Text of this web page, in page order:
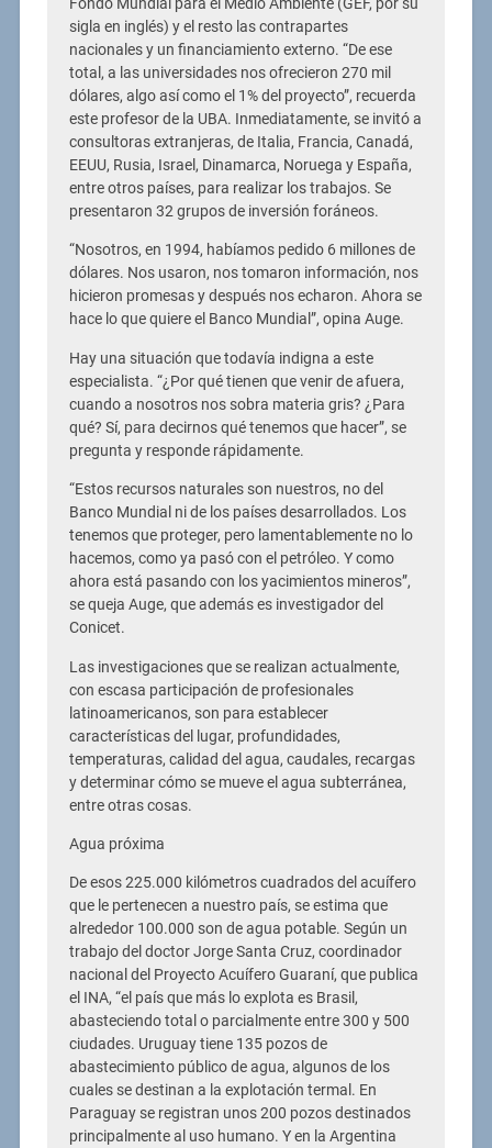
Fondo Mundial para el Medio Ambiente (GEF, por su
sigla en inglés) y el resto las contrapartes
nacionales y un financiamiento externo. “De ese
total, a las universidades nos ofrecieron 270 mil
dólares, algo así como el 1% del proyecto”, recuerda
este profesor de la UBA. Inmediatamente, se invitó a
consultoras extranjeras, de Italia, Francia, Canadá,
EEUU, Rusia, Israel, Dinamarca, Noruega y España,
entre otros países, para realizar los trabajos. Se
presentaron 32 grupos de inversión foráneos.
“Nosotros, en 1994, habíamos pedido 6 millones de
dólares. Nos usaron, nos tomaron información, nos
hicieron promesas y después nos echaron. Ahora se
hace lo que quiere el Banco Mundial”, opina Auge.
Hay una situación que todavía indigna a este
especialista. “¿Por qué tienen que venir de afuera,
cuando a nosotros nos sobra materia gris? ¿Para
qué? Sí, para decirnos qué tenemos que hacer”, se
pregunta y responde rápidamente.
“Estos recursos naturales son nuestros, no del
Banco Mundial ni de los países desarrollados. Los
tenemos que proteger, pero lamentablemente no lo
hacemos, como ya pasó con el petróleo. Y como
ahora está pasando con los yacimientos mineros”,
se queja Auge, que además es investigador del
Conicet.
Las investigaciones que se realizan actualmente,
con escasa participación de profesionales
latinoamericanos, son para establecer
características del lugar, profundidades,
temperaturas, calidad del agua, caudales, recargas
y determinar cómo se mueve el agua subterránea,
entre otras cosas.
Agua próxima
De esos 225.000 kilómetros cuadrados del acuífero
que le pertenecen a nuestro país, se estima que
alrededor 100.000 son de agua potable. Según un
trabajo del doctor Jorge Santa Cruz, coordinador
nacional del Proyecto Acuífero Guaraní, que publica
el INA, “el país que más lo explota es Brasil,
abasteciendo total o parcialmente entre 300 y 500
ciudades. Uruguay tiene 135 pozos de
abastecimiento público de agua, algunos de los
cuales se destinan a la explotación termal. En
Paraguay se registran unos 200 pozos destinados
principalmente al uso humano. Y en la Argentina